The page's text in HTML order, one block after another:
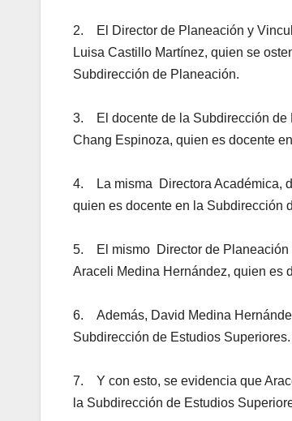
2. El Director de Planeación y
Luisa Castillo Martínez, quien se
Subdirección de Planeación.
3. El docente de la Subdirección de
Chang Espinoza, quien es docente
4. La misma Directora Académica,
quien es docente en la Subdirección
5. El mismo Director de Planeación
Araceli Medina Hernández, quien es
6. Además, David Medina
Subdirección de Estudios Superiores.
7. Y con esto, se evidencia que
la Subdirección de Estudios